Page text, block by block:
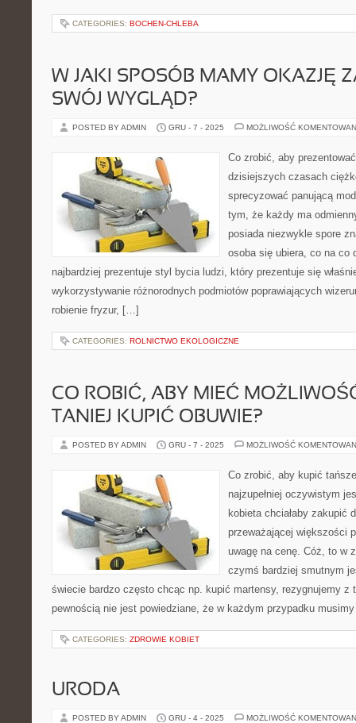
CATEGORIES: BOCHEN-CHLEBA
W JAKI SPOSÓB MAMY OKAZJĘ
SWÓJ WYGLĄD?
POSTED BY ADMIN GRU - 7 - 2025 MOŻLIWOŚĆ
Co zrobić, aby
dzisiejszych czasach
sprecyzować panującą
tym, że każdy ma
posiada niezwykle spore
osoba się ubiera, co na co
najbardziej prezentuje styl bycia ludzi, który prezentuje się
wykorzystywanie różnorodnych podmiotów poprawiających
robienie fryzur, […]
CATEGORIES: ROLNICTWO EKOLOGICZNE
CO ROBIĆ, ABY MIEĆ
TANIEJ KUPIĆ OBUWIE?
POSTED BY ADMIN GRU - 7 - 2025 MOŻLIWOŚĆ
Co zrobić, aby kupić
najzupełniej oczywistym
kobieta chciałaby zakupić
przeważającej większości
uwagę na cenę. Cóż, to w
czymś bardziej smutnym
świecie bardzo często chcąc np. kupić martensy, rezygnujemy z
pewnością nie jest powiedziane, że w każdym przypadku
CATEGORIES: ZDROWIE KOBIET
URODA
POSTED BY ADMIN GRU - 4 - 2025 MOŻLIWOŚĆ